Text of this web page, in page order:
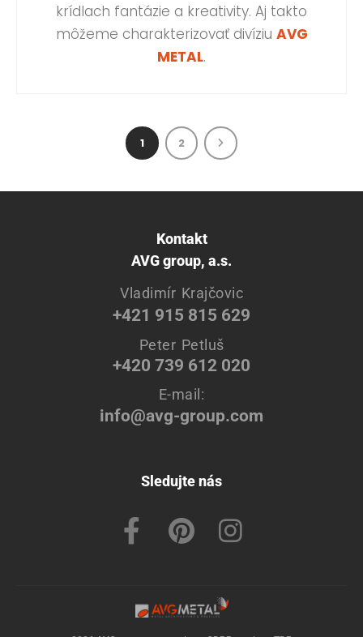
krídlach fantázie a kreativity. Aj takto
môžeme charakterizovať divíziu AVG
METAL.
1 2
Kontakt
AVG group, a.s.
Vladimír Krajčovic
+421 915 815 629
Peter Petluš
+420 739 612 020
E-mail:
info@avg-group.com
Sledujte nás